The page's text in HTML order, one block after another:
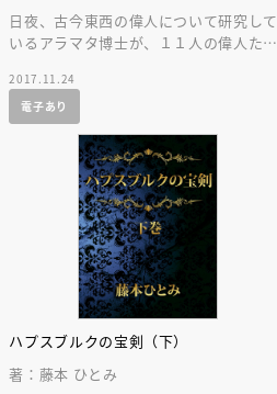
日夜、古今東西の偉人について研究して
いるアラマタ博士が、１１人の偉人たち
2017.11.24
電子あり
ハプスブルクの宝剣（下）
著：藤本 ひとみ